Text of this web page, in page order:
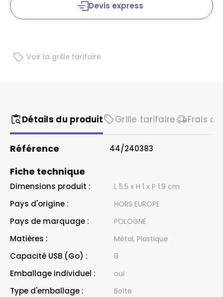
Devis express
Voir la grille tarifaire
Détails du produit Grille tarifaire Frais
Référence 44/240383
Fiche technique
Dimensions produit : L 5.5 x H 1 x P 1.9 cm
Pays d'origine : HORS EUROPE
Pays de marquage : POLOGNE
Matières : Métal, Plastique
Capacité USB (Go) : 8
Emballage individuel : oui
Type d'emballage : Boîte